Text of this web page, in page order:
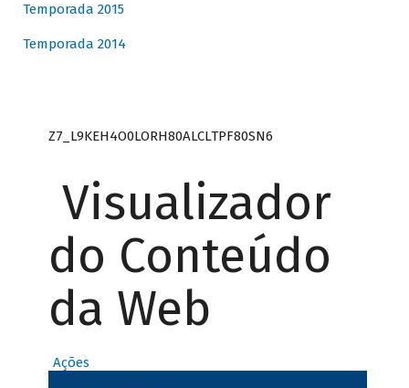
Temporada 2015
Temporada 2014
Z7_L9KEH4O0LORH80ALCLTPF80SN6
Visualizador
do Conteúdo
da Web
Ações